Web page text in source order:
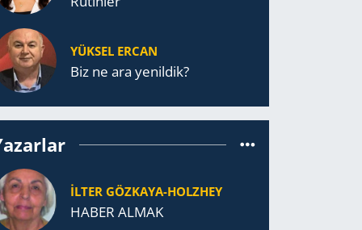
YÜKSEL ERCAN
Biz ne ara yenildik?
İLTER GÖZKAYA-HOLZHEY
HABER ALMAK